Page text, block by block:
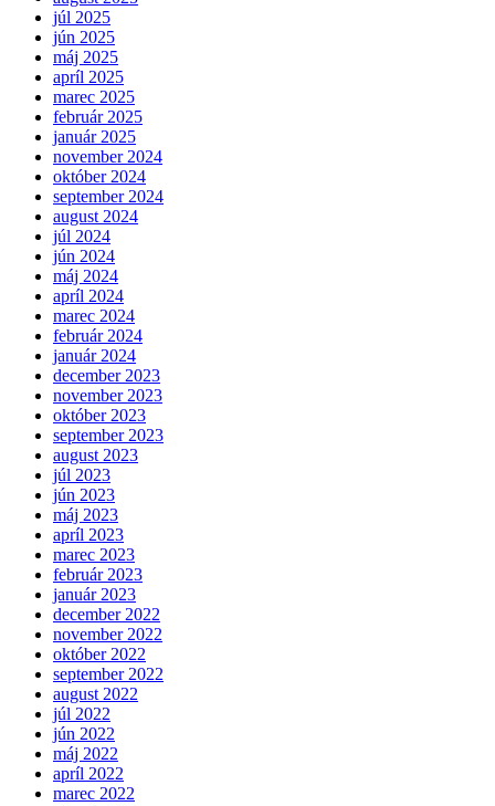
júl 2025
jún 2025
máj 2025
apríl 2025
marec 2025
február 2025
január 2025
november 2024
október 2024
september 2024
august 2024
júl 2024
jún 2024
máj 2024
apríl 2024
marec 2024
február 2024
január 2024
december 2023
november 2023
október 2023
september 2023
august 2023
júl 2023
jún 2023
máj 2023
apríl 2023
marec 2023
február 2023
január 2023
december 2022
november 2022
október 2022
september 2022
august 2022
júl 2022
jún 2022
máj 2022
apríl 2022
marec 2022